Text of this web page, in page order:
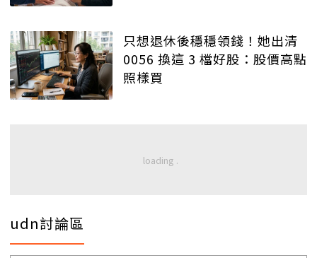
只想退休後穩穩領錢！她出清
0056 換這 3 檔好股：股價高點
照樣買
udn討論區